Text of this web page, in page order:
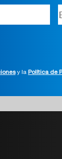
y la Política de